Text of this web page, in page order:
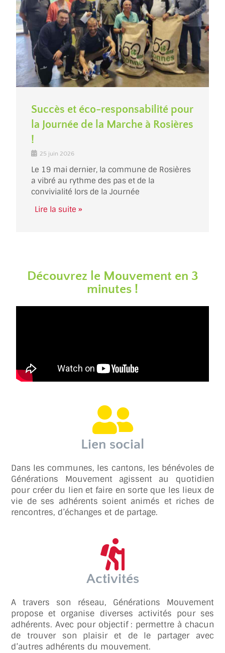
Succès et éco-responsabilité pour
la Journée de la Marche à Rosières
!
25 juin 2026
Le 19 mai dernier, la commune de Rosières
a vibré au rythme des pas et de la
convivialité lors de la Journée
Lire la suite »
Découvrez le Mouvement en 3
minutes !
Lien social
Dans les communes, les cantons, les bénévoles de
Générations Mouvement agissent au quotidien
pour créer du lien et faire en sorte que les lieux de
vie de ses adhérents soient animés et riches de
rencontres, d’échanges et de partage.
Activités
A travers son réseau, Générations Mouvement
propose et organise diverses activités pour ses
adhérents. Avec pour objectif : permettre à chacun
de trouver son plaisir et de le partager avec
d’autres adhérents du mouvement.